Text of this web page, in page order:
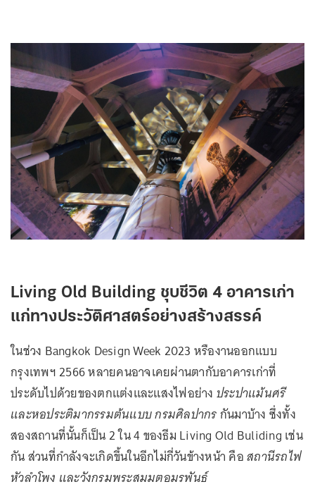
Living Old Building ชุบชีวิต 4 อาคารเก่า
แก่ทางประวัติศาสตร์อย่างสร้างสรรค์
ในช่วง Bangkok Design Week 2023 หรืองานออกแบบ
กรุงเทพฯ 2566 หลายคนอาจเคยผ่านตากับอาคารเก่าที่
ประดับไปด้วยของตกแต่งและแสงไฟอย่าง ประปาแม้นศรี
และหอประติมากรรมต้นแบบ กรมศิลปากรกันมาบ้าง ซึ่งทั้ง
สองสถานที่นั้นก็เป็น 2 ใน 4 ของธีม Living Old Buliding เช่น
กัน ส่วนที่กำลังจะเกิดขึ้นในอีกไม่กี่วันข้างหน้า คือสถานีรถไฟ
หัวลำโพง และวังกรมพระสมมตอมรพันธ์